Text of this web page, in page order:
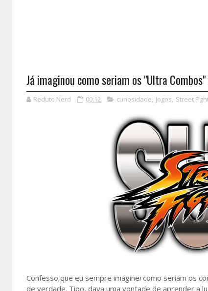
Já imaginou como seriam os "Ultra
Reduto Nerd 00:12 curiosidade, Jogos, Street
Confesso que eu sempre imaginei como seriam os
de verdade. Tipo, dava uma vontade de aprender a